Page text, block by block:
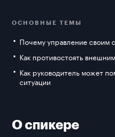
ОСНОВНЫЕ ТЕМЫ
Почему управление своим
Как противостоять
Как руководитель может
ситуации
О спикере